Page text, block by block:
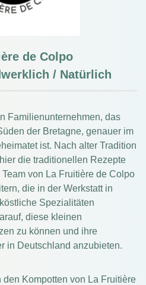
de Colpo
/ Natürlich
Familienunternehmen, das
der Bretagne, genauer im
ist. Nach alter Tradition
die traditionellen Rezepte
von La Fruitière de Colpo
die in der Werkstatt in
Spezialitäten
diese kleinen
zu können und ihre
in Deutschland anzubieten.
Kompotten von La Fruitière